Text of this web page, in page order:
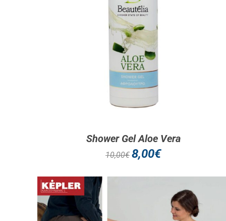
ΔΕΊΤΕ ΠΕΡΙΣΣΌΤΕΡΑ
Shower Gel Aloe Vera
10,00€ 8,00€